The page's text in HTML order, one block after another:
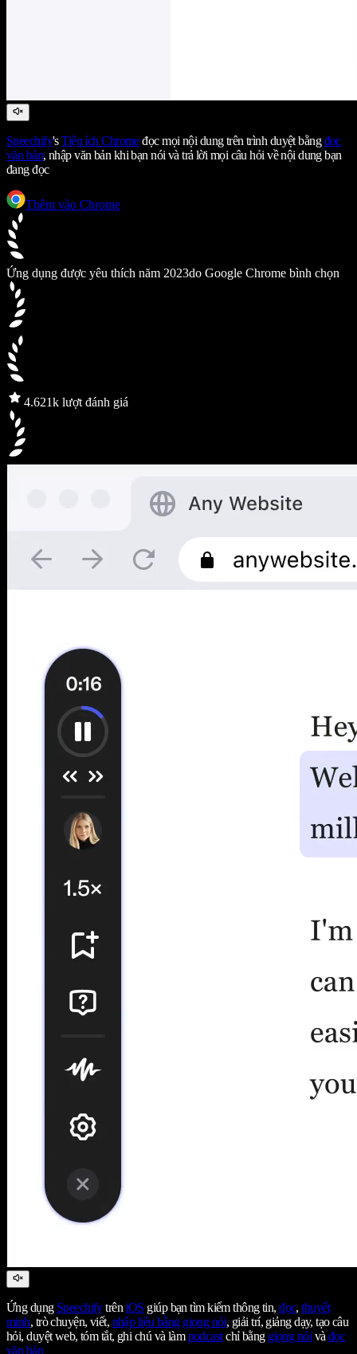
Speechify'sTiện ích Chromeđọc mọi nội dung trên trình duyệt bằngđọc
văn bản, nhập văn bản khi bạn nói và trả lời mọi câu hỏi về nội dung bạn
đang đọc
Thêm vào Chrome
Ứng dụng được yêu thích năm 2023do Google Chrome bình chọn
4.621k lượt đánh giá
Ứng dụng SpeechifytrêniOS giúp bạn tìm kiếm thông tin,đọc,thuyết
minh, trò chuyện, viết, nhập liệu bằng giọng nói, giải trí, giảng dạy, tạo câu
hỏi, duyệt web, tóm tắt, ghi chú và làmpodcastchỉ bằng giọng nóivàđọc
văn bản